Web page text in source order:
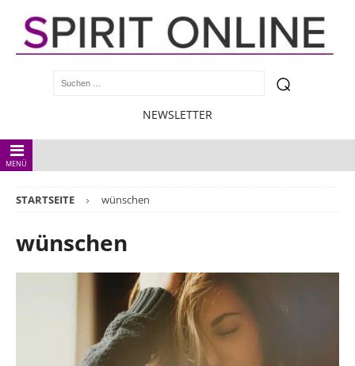
NEWSLETTER
MENÜ
STARTSEITE wünschen
wünschen